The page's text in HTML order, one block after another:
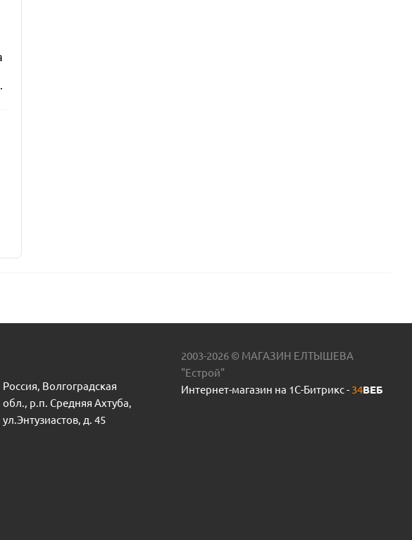
Россия, Волгоградская
обл., р.п. Средняя Ахтуба,
ул.Энтузиастов, д. 45
2003-2026 © МАГАЗИН ЕЛТЫШЕВА
"Естрой"
Интернет-магазин на 1С-Битрикс - 34ВЕБ